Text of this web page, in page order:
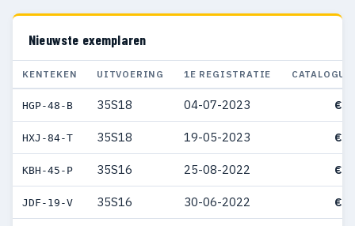
Nieuwste exemplaren
KENTEKEN UITVOERING 1E REGISTRATIE
HGP-48-B 35S18 04-07-2023 €
HXJ-84-T 35S18 19-05-2023 €
KBH-45-P 35S16 25-08-2022 €
JDF-19-V 35S16 30-06-2022 €